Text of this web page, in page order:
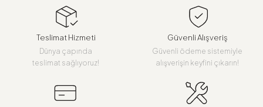
Teslimat Hizmeti
Dünya çapında
teslimat sağlıyoruz!
Güvenli Alışveriş
Güvenli ödeme sistemiyle
alışverişin keyfini çıkarın!